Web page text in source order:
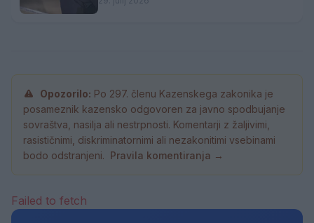
Opozorilo: Po 297. členu Kazenskega zakonika je
posameznik kazensko odgovoren za javno spodbujanje
sovraštva, nasilja ali nestrpnosti. Komentarji z žaljivimi,
rasističnimi, diskriminatornimi ali nezakonitimi vsebinami
bodo odstranjeni. Pravila komentiranja →
Failed to fetch